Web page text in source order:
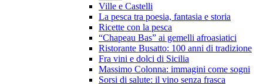
Ville e Castelli
La pesca tra poesia, fantasia e storia
Ricette con la pesca
“Chapeau Bas” ai gemelli afroasiatici
Ristorante Busatto: 100 anni di tradizione
Fra vini e dolci di Sicilia
Massimo Colonna: immagini come sogni
Sorsi di salute: il vino senza frasca